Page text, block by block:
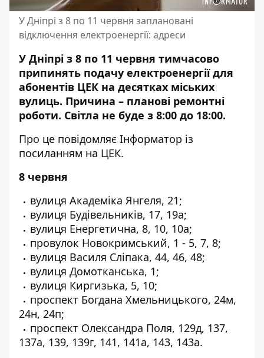
У Дніпрі з 8 по 11 червня заплановані
відключення електроенергії: адреси
У Дніпрі з 8 по 11 червня тимчасово
припинять подачу електроенергії для
абонентів ЦЕК на десятках міських
вулиць. Причина – планові ремонтні
роботи. Світла не буде з 8:00 до 18:00.
Про це повідомляє Інформатор із
посиланням на ЦЕК.
8 червня
вулиця Академіка Янгеля, 21;
вулиця Будівельників, 17, 19а;
вулиця Енергетична, 8, 10, 10а;
провулок Новокримський, 1 - 5, 7, 8;
вулиця Василя Сліпака, 44, 46, 48;
вулиця Домотканська, 1;
вулиця Киргизька, 5, 10;
проспект Богдана Хмельницького, 24м,
24н, 24п;
проспект Олександра Поля, 129д, 137,
137а, 139, 139г, 141, 141а, 143, 143а.